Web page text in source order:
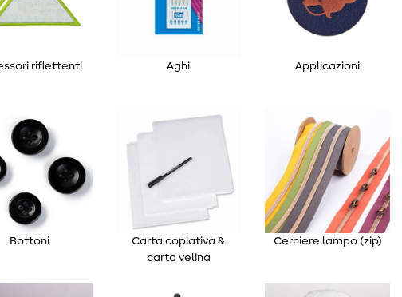
riflettenti Aghi Applicazioni
Bottoni
Carta copiativa &
carta velina
Cerniere lampo (zip)